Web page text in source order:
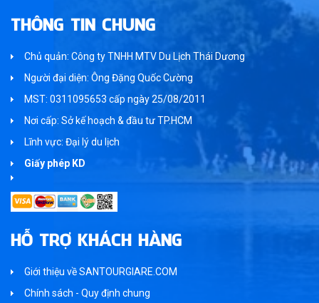
THÔNG TIN CHUNG
Chủ quản: Công ty TNHH MTV Du Lịch Thái Dương
Người đại diện: Ông Đặng Quốc Cường
MST: 0311095653 cấp ngày 25/08/2011
Nơi cấp: Sở kế hoạch & đầu tư TP.HCM
Lĩnh vực: Đại lý du lịch
Giấy phép KD
HỖ TRỢ KHÁCH HÀNG
Giới thiệu về SANTOURGIARE.COM
Chính sách - Quy định chung